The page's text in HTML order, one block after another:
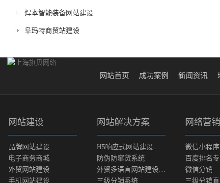
焊本智能装备网站建设
阜玛特商贸站建设
网站首页 成功案例 新闻资讯
网站建设
品牌网站建设
电子商务商城
外贸网站建设
手机网站建设
网站解决方案
H5响应式网站建设方案
防伪防窜货系统
外贸多语言网站建设方案
三级分销系统
网络营销
微信小程序
百度排名
微信分销
三级分销